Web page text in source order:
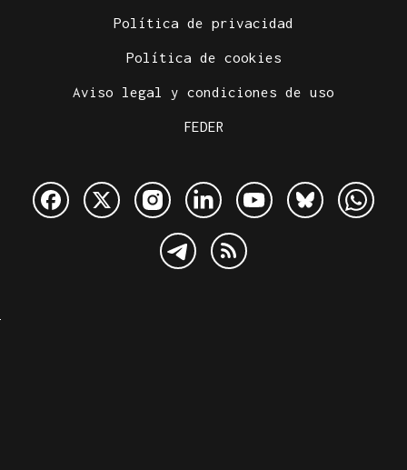
Política de privacidad
Política de cookies
Aviso legal y condiciones de uso
FEDER